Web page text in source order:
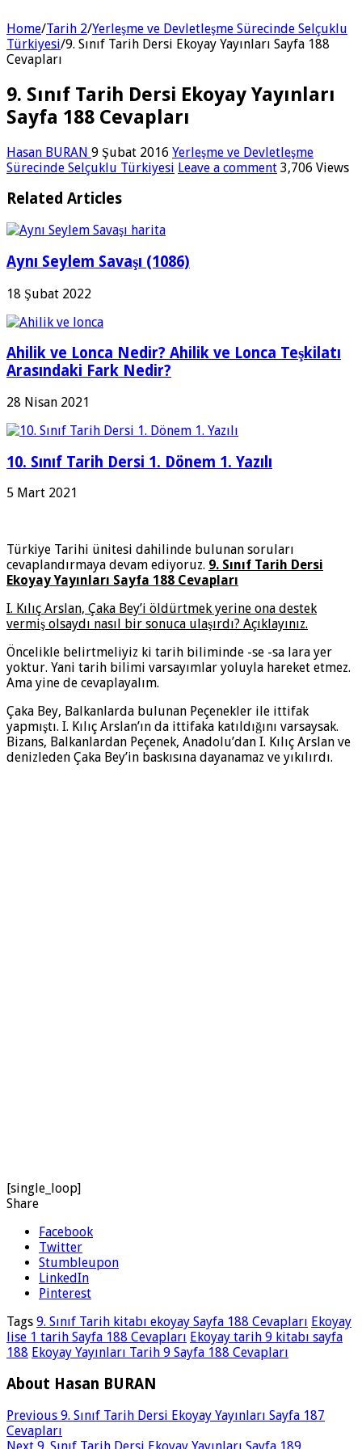
Home/Tarih 2/Yerleşme ve Devletleşme Sürecinde Selçuklu
Türkiyesi/9. Sınıf Tarih Dersi Ekoyay Yayınları Sayfa 188
Cevapları
9. Sınıf Tarih Dersi Ekoyay Yayınları
Sayfa 188 Cevapları
Hasan BURAN 9 Şubat 2016 Yerleşme ve Devletleşme
Sürecinde Selçuklu Türkiyesi Leave a comment 3,706 Views
Related Articles
Aynı Seylem Savaşı (1086)
18 Şubat 2022
Ahilik ve Lonca Nedir? Ahilik ve Lonca Teşkilatı
Arasındaki Fark Nedir?
28 Nisan 2021
10. Sınıf Tarih Dersi 1. Dönem 1. Yazılı
5 Mart 2021
Türkiye Tarihi ünitesi dahilinde bulunan soruları
cevaplandırmaya devam ediyoruz. 9. Sınıf Tarih Dersi
Ekoyay Yayınları Sayfa 188 Cevapları
I. Kılıç Arslan, Çaka Bey’i öldürtmek yerine ona destek
vermiş olsaydı nasıl bir sonuca ulaşırdı? Açıklayınız.
Öncelikle belirtmeliyiz ki tarih biliminde -se -sa lara yer
yoktur. Yani tarih bilimi varsayımlar yoluyla hareket etmez.
Ama yine de cevaplayalım.
Çaka Bey, Balkanlarda bulunan Peçenekler ile ittifak
yapmıştı. I. Kılıç Arslan’ın da ittifaka katıldığını varsaysak.
Bizans, Balkanlardan Peçenek, Anadolu’dan I. Kılıç Arslan ve
denizleden Çaka Bey’in baskısına dayanamaz ve yıkılırdı.
[single_loop]
Share
Facebook
Twitter
Stumbleupon
LinkedIn
Pinterest
Tags 9. Sınıf Tarih kitabı ekoyay Sayfa 188 Cevapları Ekoyay
lise 1 tarih Sayfa 188 Cevapları Ekoyay tarih 9 kitabı sayfa
188 Ekoyay Yayınları Tarih 9 Sayfa 188 Cevapları
About Hasan BURAN
Previous 9. Sınıf Tarih Dersi Ekoyay Yayınları Sayfa 187
Cevapları